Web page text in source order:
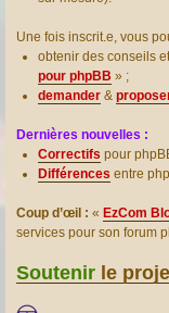
Une fois inscrit.e, vous
obtenir des conseils
pour phpBB » ;
demander &
Dernières nouvelles :
Correctifs pour
Différences entre
Coup d’œil : « EzCom
services pour son forum
Soutenir le